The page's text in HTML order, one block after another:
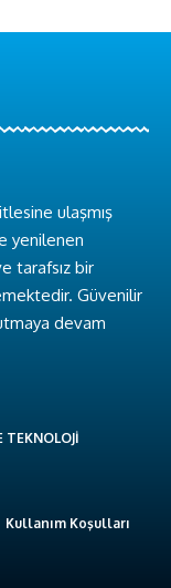
ulaşmış
yenilenen
tarafsız bir
Güvenilir
devam
TEKNOLOJİ
Kullanım Koşulları